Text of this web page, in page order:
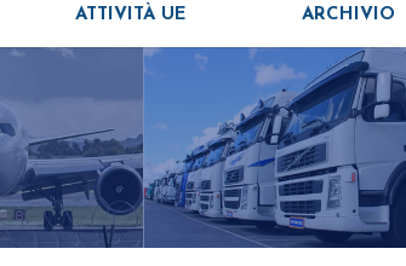
ATTIVITÀ UE ARCHIVIO